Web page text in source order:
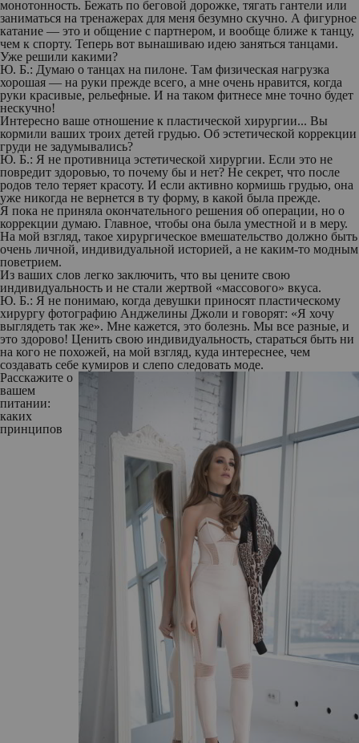
монотонность. Бежать по беговой дорожке, тягать гантели или
заниматься на тренажерах для меня безумно скучно. А фигурное
катание — это и общение с партнером, и вообще ближе к танцу,
чем к спорту. Теперь вот вынашиваю идею заняться танцами.
Уже решили какими?
Ю. Б.: Думаю о танцах на пилоне. Там физическая нагрузка
хорошая — на руки прежде всего, а мне очень нравится, когда
руки красивые, рельефные. И на таком фитнесе мне точно будет
нескучно!
Интересно ваше отношение к пластической хирургии... Вы
кормили ваших троих детей грудью. Об эстетической коррекции
груди не задумывались?
Ю. Б.: Я не противница эстетической хирургии. Если это не
повредит здоровью, то почему бы и нет? Не секрет, что после
родов тело теряет красоту. И если активно кормишь грудью, она
уже никогда не вернется в ту форму, в какой была прежде.
Я пока не приняла окончательного решения об операции, но о
коррекции думаю. Главное, чтобы она была уместной и в меру.
На мой взгляд, такое хирургическое вмешательство должно быть
очень личной, индивидуальной историей, а не каким-то модным
поветрием.
Из ваших слов легко заключить, что вы цените свою
индивидуальность и не стали жертвой «массового» вкуса.
Ю. Б.: Я не понимаю, когда девушки приносят пластическому
хирургу фотографию Анджелины Джоли и говорят: «Я хочу
выглядеть так же». Мне кажется, это болезнь. Мы все разные, и
это здорово! Ценить свою индивидуальность, стараться быть ни
на кого не похожей, на мой взгляд, куда интереснее, чем
создавать себе кумиров и слепо следовать моде.
Расскажите о
вашем
питании:
каких
принципов